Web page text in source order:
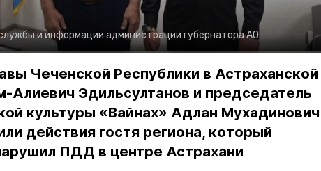
и информации администрации губернатора АО
Чеченской Республики в Астраханской
Алиевич Эдильсултанов и председатель
культуры «Вайнах» Адлан Мухадинович
действия гостя региона, который
ПДД в центре Астрахани